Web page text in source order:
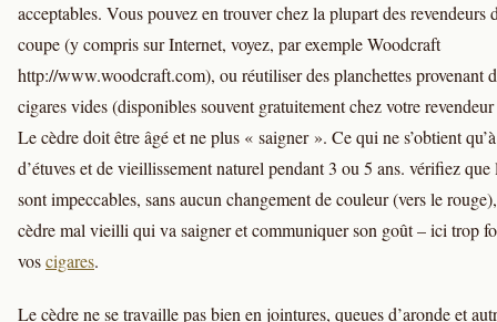
acceptables. Vous pouvez en trouver chez la plupart des revendeurs
coupe (y compris sur Internet, voyez, par exemple Woodcraft
http://www.woodcraft.com), ou réutiliser des planchettes provenant
cigares vides (disponibles souvent gratuitement chez votre
Le cèdre doit être âgé et ne plus « saigner ». Ce qui ne s’obtient
d’étuves et de vieillissement naturel pendant 3 ou 5 ans. vérifiez que
sont impeccables, sans aucun changement de couleur (vers le
cèdre mal vieilli qui va saigner et communiquer son goût – ici trop
voscigares.
Le cèdre ne se travaille pas bien en jointures, queues d’aronde et